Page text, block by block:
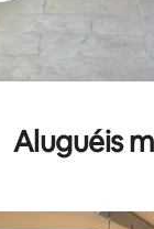
Aluguéis